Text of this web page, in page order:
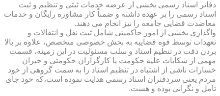
دفاتر اسناد رسمی بخشی از عرضه خدمات ثبتی و تنظیم و ثبت
اسناد رسمی را بر عهده داشته و ضمناً کار مشاوره رایگان و خدمات
معاضدت قضایی جامعه را نیز انجام می دهند.
واگذاری بخشی از امور حاکمیتی شامل ثبت نقل و انتقالات و
تعهدات توسط قوه قضاییه به بخش خصوصی متخصص، علاوه بر بالا
بردن دقت در تنظیم اسناد و سلب مسئولیت در این زمینه، قسمت
مهمی از شکایات علیه حکومت یا کارگزاران حکومتی و جبران
خسارات ناشی از اشتباه در تنظیم اسناد را به سمت گروهی از خود
مردم یعنی سردفتران اسناد رسمی هدایت نموده است،که خود جای
تامل و نگرانی بوده و هست.